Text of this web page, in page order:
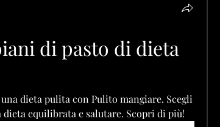
di pasto di dieta
dieta pulita con Pulito mangiare. Scegli
equilibrata e salutare. Scopri di più!